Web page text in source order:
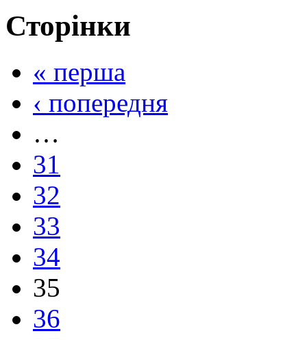
Сторінки
« перша
‹ попередня
…
31
32
33
34
35
36